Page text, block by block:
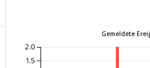
Gemeldete
1.5
2.0